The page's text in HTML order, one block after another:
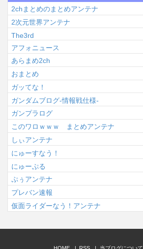
2chまとめのまとめアンテナ
2次元世界アンテナ
The3rd
アフォニュース
あらまめ2ch
おまとめ
ガッてな！
ガンダムブログ-情報戦仕様-
ガンプラログ
このワロｗｗｗ まとめアンテナ
しぃアンテナ
にゅーすなう！
にゅーぷる
ぷぅアンテナ
プレバン速報
仮面ライダーなう！アンテナ
HOME RSS 当ブログについて